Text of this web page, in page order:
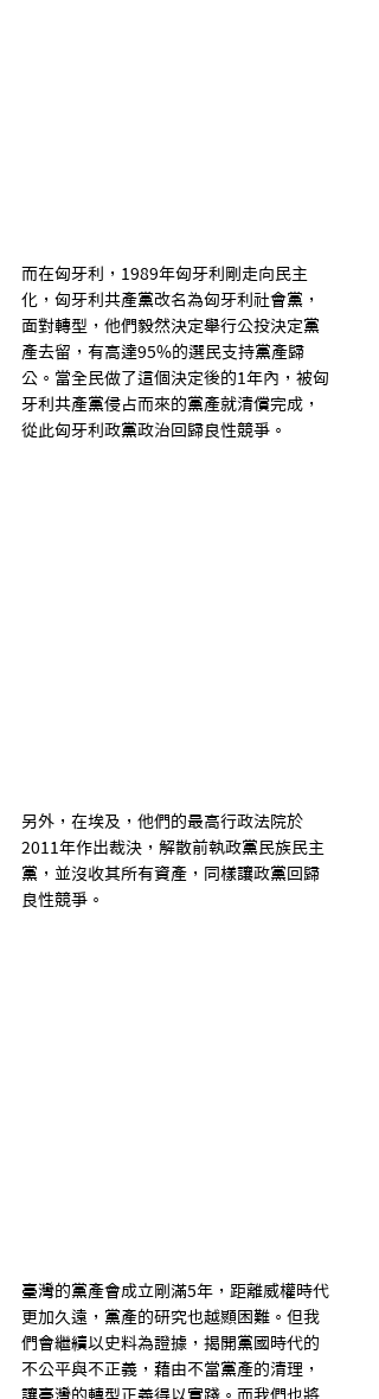
而在匈牙利，1989年匈牙利剛走向民主
化，匈牙利共產黨改名為匈牙利社會黨，
面對轉型，他們毅然決定舉行公投決定黨
產去留，有高達95%的選民支持黨產歸
公。當全民做了這個決定後的1年內，被匈
牙利共產黨侵占而來的黨產就清償完成，
從此匈牙利政黨政治回歸良性競爭。
另外，在埃及，他們的最高行政法院於
2011年作出裁決，解散前執政黨民族民主
黨，並沒收其所有資產，同樣讓政黨回歸
良性競爭。
臺灣的黨產會成立剛滿5年，距離威權時代
更加久遠，黨產的研究也越顯困難。但我
們會繼續以史料為證據，揭開黨國時代的
不公平與不正義，藉由不當黨產的清理，
讓臺灣的轉型正義得以實踐。而我們也將